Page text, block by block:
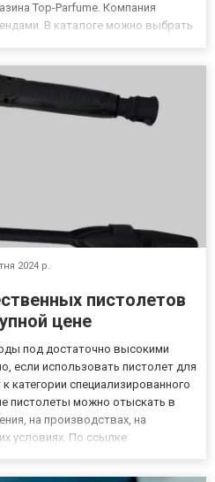
Top-Parfume. Компания
В каталоге можно выбрать
2024 р.
пистолетов
цене
под достаточно высокими
если использовать пистолет для
категории специализированного
пистолеты можно отыскать в
на производствах, на
условиях. По ссылке